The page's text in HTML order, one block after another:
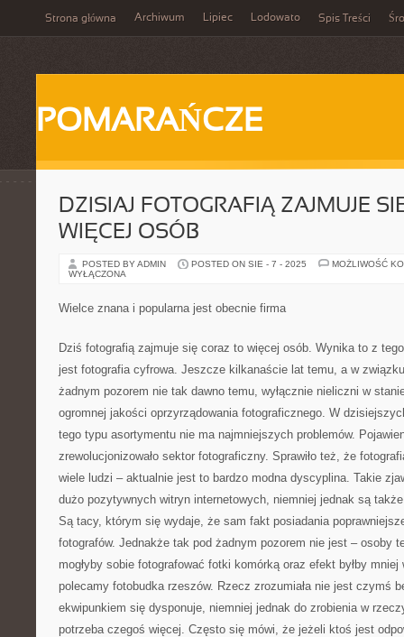
Strona główna Archiwum Lipiec Lodowato Spis Treści
POMARAŃCZE
DZISIAJ FOTOGRAFIĄ ZAJMUJE
WIĘCEJ OSÓB
POSTED BY ADMIN POSTED ON SIE - 7 - 2025
MOŻLIWOŚĆ
WYŁĄCZONA
Wielce znana i popularna jest obecnie firma
Dziś fotografią zajmuje się coraz to więcej osób. Wynika to z
jest fotografia cyfrowa. Jeszcze kilkanaście lat temu, a w
żadnym pozorem nie tak dawno temu, wyłącznie nieliczni w
ogromnej jakości oprzyrządowania fotograficznego. W
tego typu asortymentu nie ma najmniejszych problemów.
zrewolucjonizowało sektor fotograficzny. Sprawiło też, że
wiele ludzi – aktualnie jest to bardzo modna dyscyplina. Takie
dużo pozytywnych witryn internetowych, niemniej jednak są
Są tacy, którym się wydaje, że sam fakt posiadania
fotografów. Jednakże tak pod żadnym pozorem nie jest – osoby
mogłyby sobie fotografować fotki komórką oraz efekt byłby
polecamy fotobudka rzeszów. Rzecz zrozumiała nie jest czymś
ekwipunkiem się dysponuje, niemniej jednak do zrobienia w
potrzeba czegoś więcej. Często się mówi, że jeżeli ktoś jest